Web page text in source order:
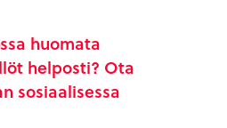
huomata
helposti? Ota
sosiaalisessa